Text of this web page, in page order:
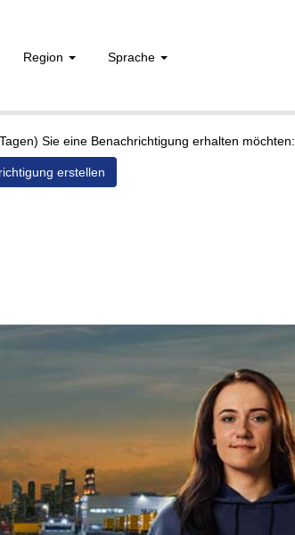
Region Sprache
Sie eine Benachrichtigung erhalten möchten:
erstellen